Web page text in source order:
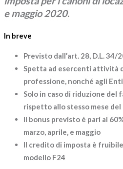
e maggio 2020.
In breve
Previsto dall’art. 28, D.L.
Spetta ad esercenti attività
professione, nonché agli
Solo in caso di riduzione del
rispetto allo stesso mese del
Il bonus previsto è pari al
marzo, aprile, e maggio
Il credito di imposta è
modello F24